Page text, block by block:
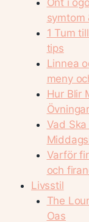
Ont i
symtom
1 Tum
tips
Linnea
meny
Hur Blir
Vad
Varför
och
Livsstil
The
Oas